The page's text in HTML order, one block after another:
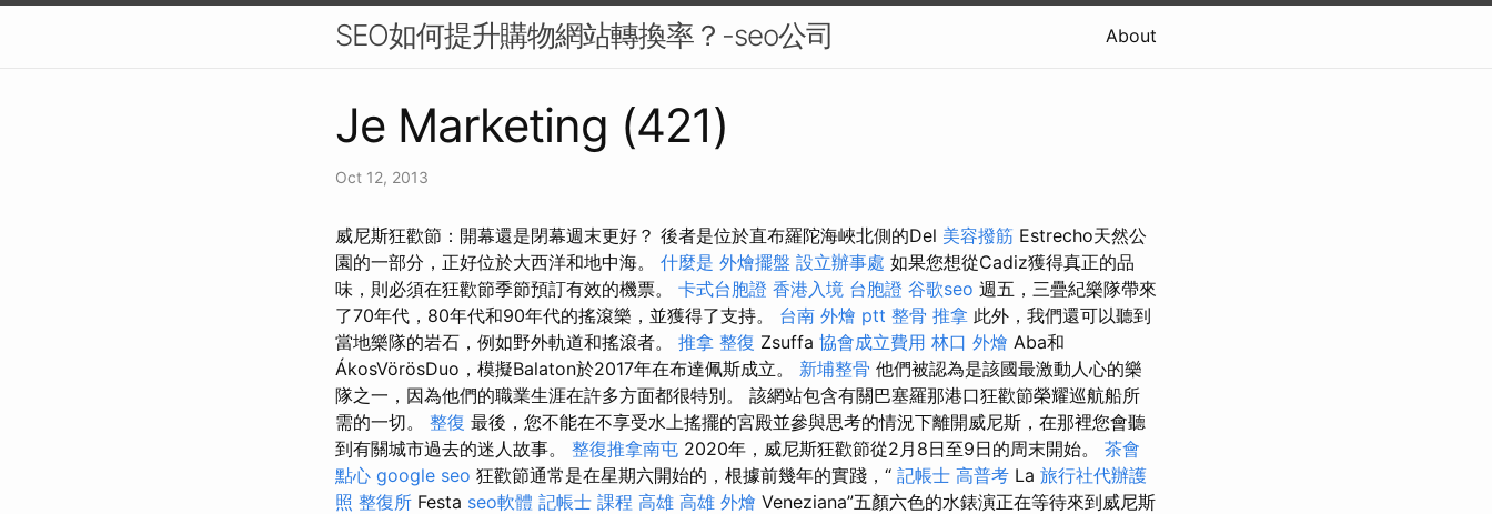
SEO如何提升購物網站轉換率？-seo公司 About
Je Marketing (421)
Oct 12, 2013
威尼斯狂歡節：開幕還是閉幕週末更好？ 後者是位於直布羅陀海峽北側的Del 美容撥筋 Estrecho天然公
園的一部分，正好位於大西洋和地中海。 什麼是 外燴擺盤 設立辦事處 如果您想從Cadiz獲得真正的品
味，則必須在狂歡節季節預訂有效的機票。 卡式台胞證 香港入境 台胞證 谷歌seo 週五，三疊紀樂隊帶來
了70年代，80年代和90年代的搖滾樂，並獲得了支持。 台南 外燴 ptt 整骨 推拿 此外，我們還可以聽到
當地樂隊的岩石，例如野外軌道和搖滾者。 推拿 整復 Zsuffa 協會成立費用 林口 外燴 Aba和
ÁkosVörösDuo，模擬Balaton於2017年在布達佩斯成立。 新埔整骨 他們被認為是該國最激動人心的樂
隊之一，因為他們的職業生涯在許多方面都很特別。 該網站包含有關巴塞羅那港口狂歡節榮耀巡航船所
需的一切。 整復 最後，您不能在不享受水上搖擺的宮殿並參與思考的情況下離開威尼斯，在那裡您會聽
到有關城市過去的迷人故事。 整復推拿南屯 2020年，威尼斯狂歡節從2月8日至9日的周末開始。 茶會
點心 google seo 狂歡節通常是在星期六開始的，根據前幾年的實踐，“ 記帳士 高普考 La 旅行社代辦護
照 整復所 Festa seo軟體 記帳士 課程 高雄 高雄 外燴 Veneziana”五顏六色的水錶演正在等待來到威尼斯